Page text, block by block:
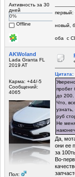
Активность за 30
дней
0%
Offline
первый:
новый,
оба с
AKWoland
Lada Granta FL
2019 AT
Карма: +44/-5
Сообщений:
4065
Пол:
Цитата:
пробег
до
Что,
руб
Не
Да,
они ее
за
Во-